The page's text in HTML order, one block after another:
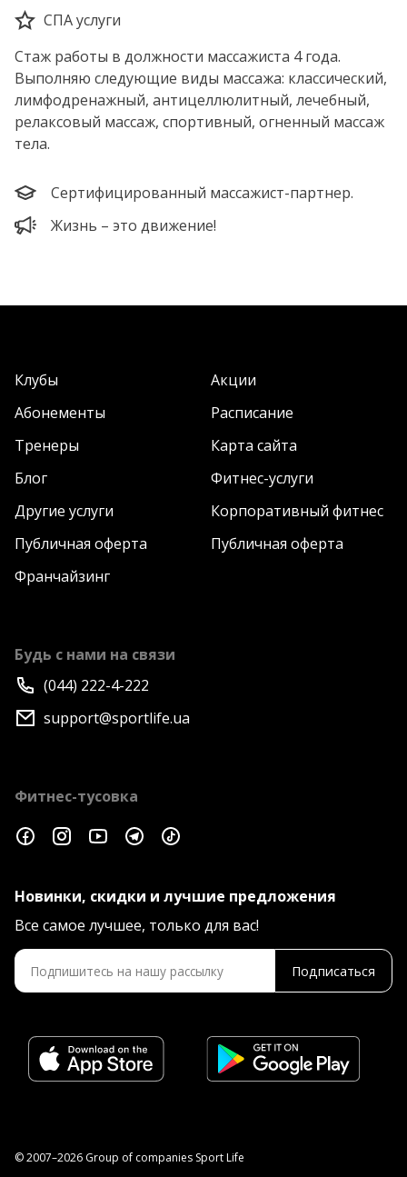
СПА услуги
Стаж работы в должности массажиста 4 года.
Выполняю следующие виды массажа: классический,
лимфодренажный, антицеллюлитный, лечебный,
релаксовый массаж, спортивный, огненный массаж
тела.
Сертифицированный массажист-партнер.
Жизнь – это движение!
Клубы
Акции
Абонементы
Расписание
Тренеры
Карта сайта
Блог
Фитнес-услуги
Другие услуги
Корпоративный фитнес
Публичная оферта
Публичная оферта
Франчайзинг
Будь с нами на связи
(044) 222-4-222
support@sportlife.ua
Фитнес-тусовка
Новинки, скидки и лучшие предложения
Все самое лучшее, только для вас!
Подписаться
© 2007–2026 Group of companies Sport Life